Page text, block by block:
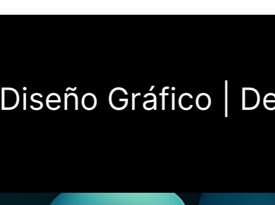
Gráfico |